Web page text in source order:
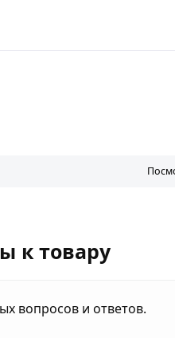
к товару
вопросов и ответов.